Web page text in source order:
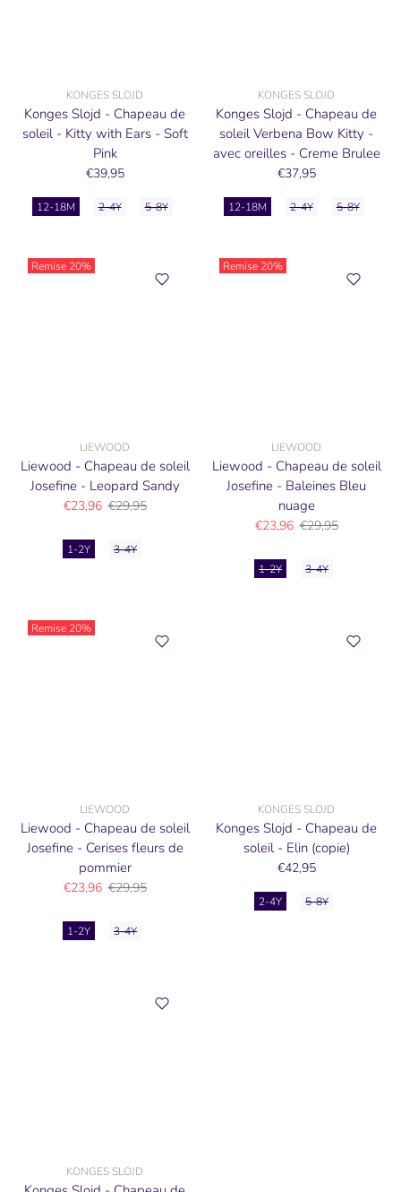
KONGES SLOJD
Konges Slojd - Chapeau de
soleil - Kitty with Ears - Soft
Pink
€39,95
12-18M 2-4Y 5-8Y
KONGES SLOJD
Konges Slojd - Chapeau de
soleil Verbena Bow Kitty -
avec oreilles - Creme Brulee
€37,95
12-18M 2-4Y 5-8Y
Remise 20%
LIEWOOD
Liewood - Chapeau de soleil
Josefine - Leopard Sandy
€23,96 €29,95
1-2Y 3-4Y
Remise 20%
LIEWOOD
Liewood - Chapeau de soleil
Josefine - Baleines Bleu
nuage
€23,96 €29,95
1-2Y 3-4Y
Remise 20%
LIEWOOD
Liewood - Chapeau de soleil
Josefine - Cerises fleurs de
pommier
€23,96 €29,95
1-2Y 3-4Y
KONGES SLOJD
Konges Slojd - Chapeau de
soleil - Elin (copie)
€42,95
2-4Y 5-8Y
KONGES SLOJD